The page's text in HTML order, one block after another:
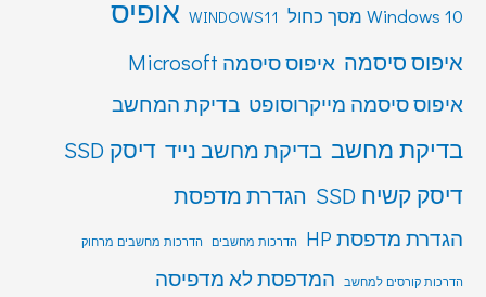
Windows 10 מסך כחול WINDOWS11 אופיס
איפוס סיסמה איפוס סיסמה Microsoft
איפוס סיסמה מייקרוסופט בדיקת המחשב
בדיקת מחשב בדיקת מחשב נייד דיסק SSD
דיסק קשיח SSD
הגדרת מדפסת
הגדרת מדפסת HP הדרכות מחשבים הדרכות מחשבים מרחוק
הדרכות קורסים למחשב המדפסת לא מדפיסה